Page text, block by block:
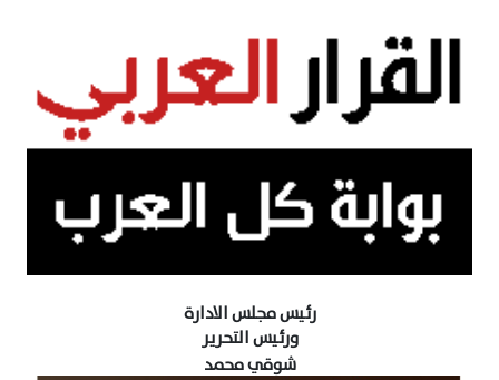
رئيس مجلس الادارة
ورئيس التحرير
شوقي محمد